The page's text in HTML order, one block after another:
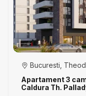
Apartament 3 camere Ventilatie cu Recuperare
Caldura Th.
Bucuresti,